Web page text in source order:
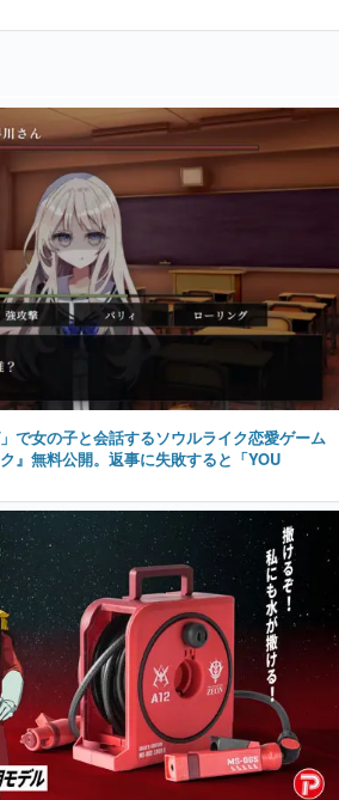
で女の子と会話するソウルライク恋愛ゲーム
』無料公開。返事に失敗すると「YOU